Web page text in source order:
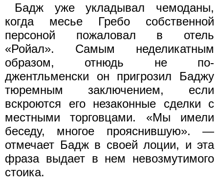
Бадж уже укладывал чемоданы,
когда месье Гребо собственной
персоной пожаловал в отель
«Ройал». Самым неделикатным
образом, отнюдь не по-
джентльменски он пригрозил Баджу
тюремным заключением, если
вскроются его незаконные сделки с
местными торговцами. «Мы имели
беседу, многое прояснившую». —
отмечает Бадж в своей лоции, и эта
фраза выдает в нем невозмутимого
стоика.